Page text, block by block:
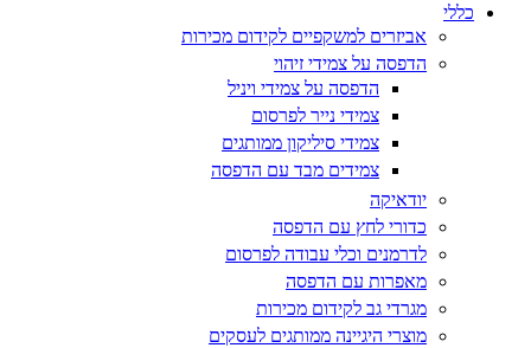
כללי
אביזרים למשקפיים לקידום מכירות
הדפסה על צמידי זיהוי
הדפסה על צמידי ויניל
צמידי נייר לפרסום
צמידי סיליקון ממותגים
צמידים מבד עם הדפסה
יודאיקה
כדורי לחץ עם הדפסה
לדרמנים וכלי עבודה לפרסום
מאפרות עם הדפסה
מגרדי גב לקידום מכירות
מוצרי היגיינה ממותגים לעסקים